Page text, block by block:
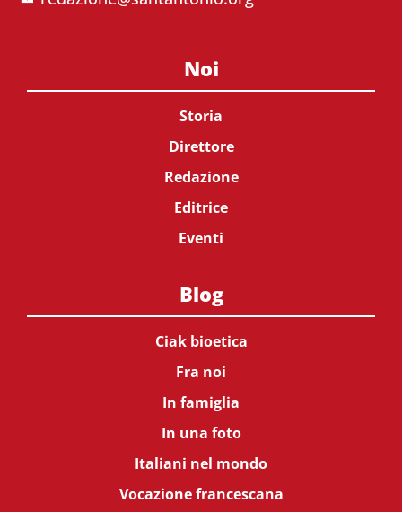
Noi
Storia
Direttore
Redazione
Editrice
Eventi
Blog
Ciak bioetica
Fra noi
In famiglia
In una foto
Italiani nel mondo
Vocazione francescana